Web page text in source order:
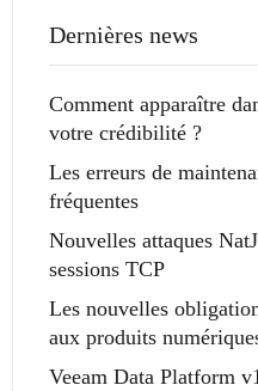
Dernières news
Comment apparaître
votre crédibilité ?
Les erreurs de
fréquentes
Nouvelles attaques
sessions TCP
Les nouvelles
aux produits
Veeam Data Platform